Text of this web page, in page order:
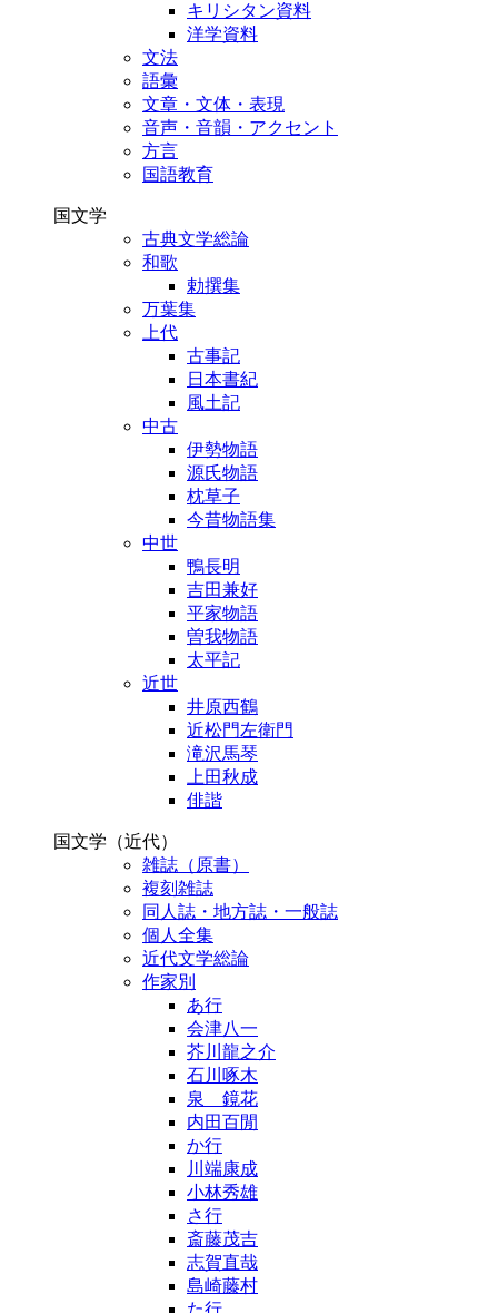
キリシタン資料
洋学資料
文法
語彙
文章・文体・表現
音声・音韻・アクセント
方言
国語教育
国文学
古典文学総論
和歌
勅撰集
万葉集
上代
古事記
日本書紀
風土記
中古
伊勢物語
源氏物語
枕草子
今昔物語集
中世
鴨長明
吉田兼好
平家物語
曽我物語
太平記
近世
井原西鶴
近松門左衛門
滝沢馬琴
上田秋成
俳諧
国文学（近代）
雑誌（原書）
複刻雑誌
同人誌・地方誌・一般誌
個人全集
近代文学総論
作家別
あ行
会津八一
芥川龍之介
石川啄木
泉 鏡花
内田百閒
か行
川端康成
小林秀雄
さ行
斎藤茂吉
志賀直哉
島崎藤村